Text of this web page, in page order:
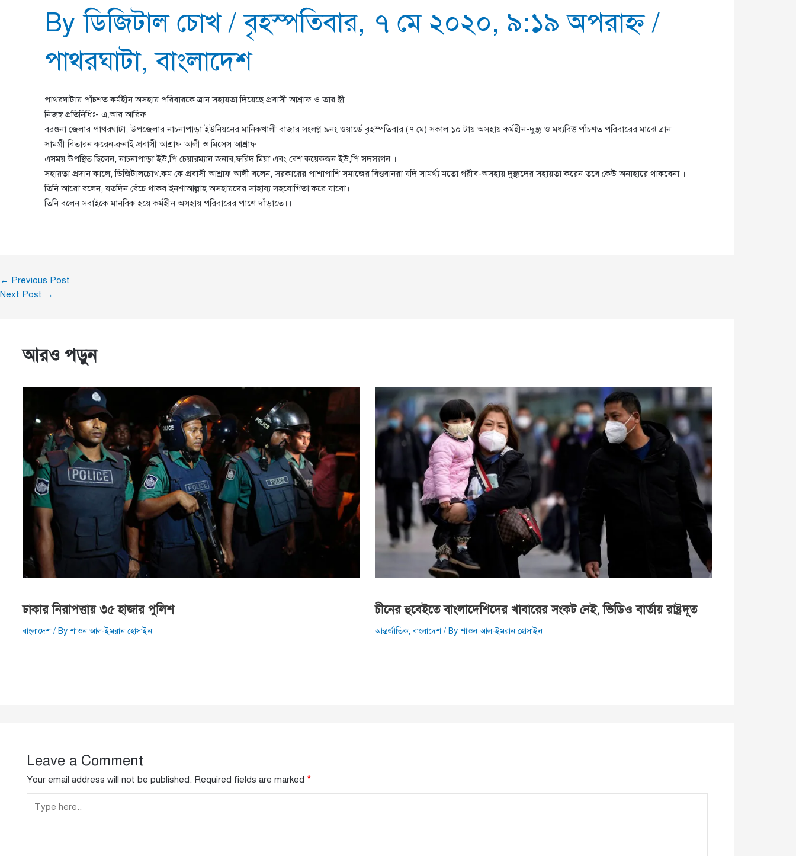
Byডিজিটাল চোখ/বৃহস্পতিবার, ৭ মে ২০২০, ৯:১৯ অপরাহ্ণ/
পাথরঘাটা,বাংলাদেশ
পাথরঘাটায় পাঁচশত কর্মহীন অসহায় পরিবারকে ত্রান সহায়তা দিয়েছে প্রবাসী আশ্রাফ ও তার স্ত্রী
নিজস্ব প্রতিনিধিঃ- এ,আর আরিফ
বরগুনা জেলার পাথরঘাটা, উপজেলার নাচনাপাড়া ইউনিয়নের মানিকখালী বাজার সংলগ্ন ৯নং ওয়ার্ডে বৃহস্পতিবার (৭ মে) সকাল ১০ টায় অসহায় কর্মহীন-দুস্থ্য ও মধ্যবিত্ত পাঁচশত পরিবারের মাঝে ত্রান
সামগ্রী বিতারন করেন ব্রুনাই প্রবাসী আশ্রাফ আলী ও মিসেস আশ্রাফ।
এসময় উপস্থিত ছিলেন, নাচনাপাড়া ইউ,পি চেয়ারম্যান জনাব,ফরিদ মিয়া এবং বেশ কয়েকজন ইউ,পি সদস্যগন ।
সহায়তা প্রদান কালে, ডিজিটালচোখ.কম কে প্রবাসী আশ্রাফ আলী বলেন, সরকারের পাশাপাশি সমাজের বিত্তবানরা যদি সামর্থ্য মতো গরীব-অসহায় দুস্থ্যদের সহায়তা করেন তবে কেউ অনাহারে থাকবেনা ।
তিনি আরো বলেন, যতদিন বেঁচে থাকব ইনশাআল্লাহ অসহায়দের সাহায্য সহযোগিতা করে যাবো।
তিনি বলেন সবাইকে মানবিক হয়ে কর্মহীন অসহায় পরিবারের পাশে দাঁড়াতে।।
← Previous Post
Next Post →
আরও পড়ুন
ঢাকার নিরাপত্তায় ৩৫ হাজার পুলিশ
বাংলাদেশ/ Byশাওন আল-ইমরান হোসাইন
চীনের হুবেইতে বাংলাদেশিদের খাবারের সংকট নেই, ভিডিও বার্তায় রাষ্ট্রদূত
আন্তর্জাতিক,বাংলাদেশ/ Byশাওন আল-ইমরান হোসাইন
Leave a Comment
Your email address will not be published. Required fields are marked *
Type